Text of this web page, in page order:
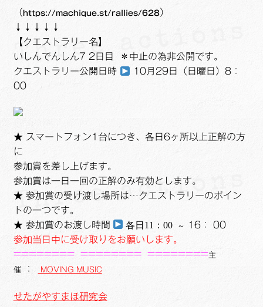
（ https://machique.st/rallies/628）
↓↓↓↓↓
【クエストラリー名】
いしんでんしん7 2日目 ＊中止の為非公開です。
クエストラリー公開日時
10月29日（日曜日）8：
00
★ スマートフォン1台につき、各日6ヶ所以上正解の方
に
参加賞を差し上げます。
参加賞は一日一回の正解のみ有効とします。
★ 参加賞の受け渡し場所は…クエストラリーのポイン
トの一つです。
★ 参加賞のお渡し時間
各日11：00～
16： 00
参加当日中に受け取りをお願いします。
========================主
催： MOVING MUSIC
せたがやすまほ研究会